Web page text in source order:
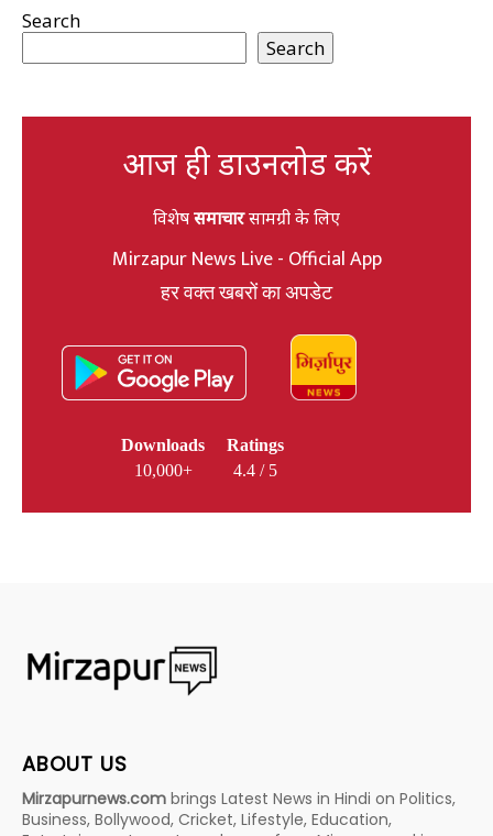
Search
Search
आज ही डाउनलोड करें
विशेषसमाचारसामग्री के लिए
Mirzapur News Live - Official App
हर वक्त खबरों का अपडेट
Downloads
10,000+
Ratings
4.4 / 5
ABOUT US
Mirzapurnews.com brings Latest News in Hindi on Politics,
Business, Bollywood, Cricket, Lifestyle, Education,